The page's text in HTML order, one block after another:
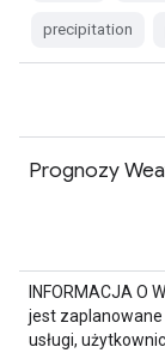
precipitation
Prognozy
INFORMACJA O
jest zaplanowane
usługi,